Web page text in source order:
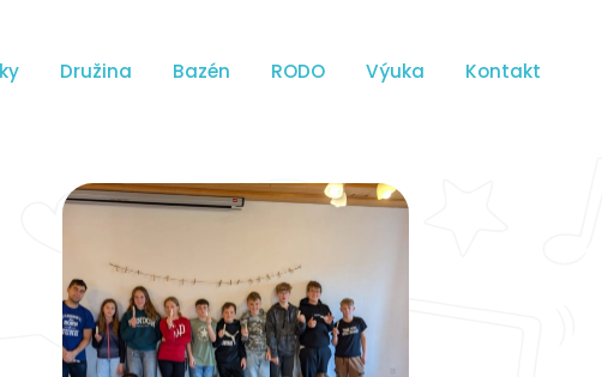
Družina Bazén RODO Výuka Kontakt